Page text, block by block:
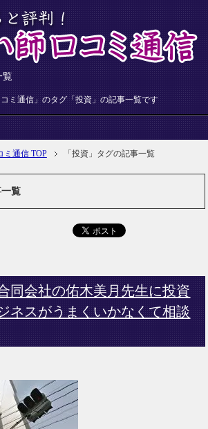
覧
ミ通信」のタグ「投資」の記事一覧です
ミ通信 TOP 「投資」タグの記事一覧
一覧
同会社の佑木美月先生に投資
ネスがうまくいかなくて相談